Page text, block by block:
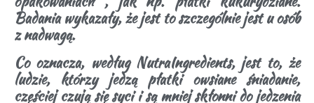
Badania wykazały, że jest to szczególnie jest u osób
z nadwagą.
Co oznacza, według NutraIngredients, jest to, że
ludzie, którzy jedzą płatki owsiane śniadanie,
częściej czują się syci i są mniej skłonni do jedzenia